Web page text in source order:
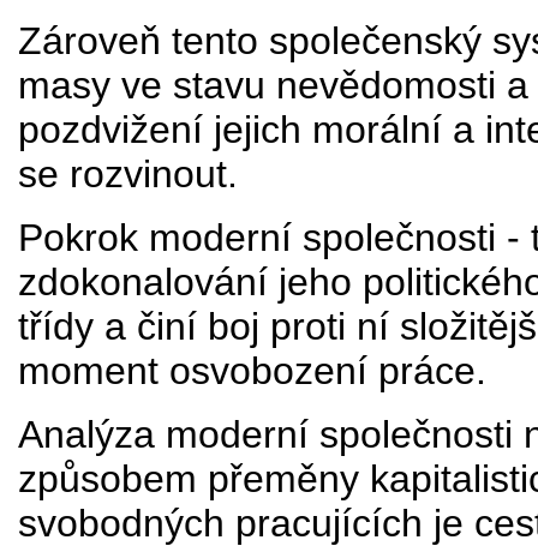
Zároveň tento společenský
masy ve stavu nevědomosti
pozdvižení jejich morální a
se rozvinout.
Pokrok moderní společnosti
zdokonalování jeho
třídy a činí boj proti ní
moment osvobození práce.
Analýza moderní společnosti
způsobem přeměny
svobodných pracujících je